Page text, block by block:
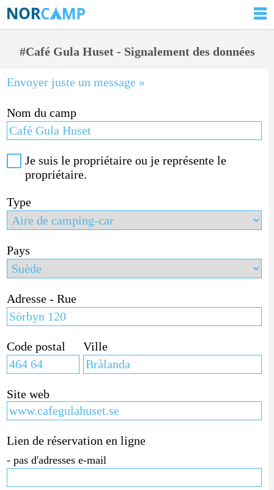
#Café Gula Huset - Signalement des données
Envoyer juste un message »
Nom du camp
Je suis le propriétaire ou je représente le
propriétaire.
Type
Pays
Adresse - Rue
Code postal Ville
Site web
Lien de réservation en ligne
- pas d'adresses e-mail